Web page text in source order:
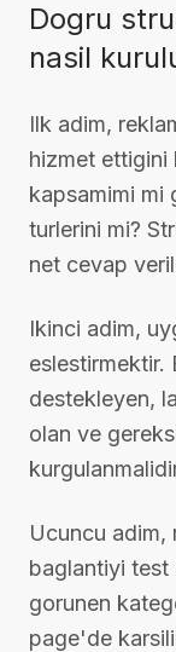
Dogru
nasil
Ilk adim,
hizmet ettigini
kapsamimi mi
turlerini mi?
net cevap
Ikinci adim,
eslestirmektir.
destekleyen,
olan ve
Ucuncu adim,
baglantiyi
gorunen
page'de